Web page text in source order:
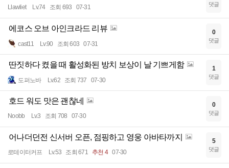
Llawliet Lv.74 조회 693 07-31 댓글
에코스 오브 아인크라드 리뷰
cast11 Lv.90 조회 603 07-31
0
댓글
딴짓하다 켰을 때 활성화된 방치 보상이 날 기쁘게함
도퍼노바 Lv.62 조회 737 07-30
1
댓글
호드 워도 맛은 괜찮네
Noobb Lv.3 조회 708 07-30
0
댓글
어나더던전 신서버 오픈, 점핑하고 영웅 아바타까지
로테이터커프 Lv.53 조회 671 추천 4 07-30
5
댓글